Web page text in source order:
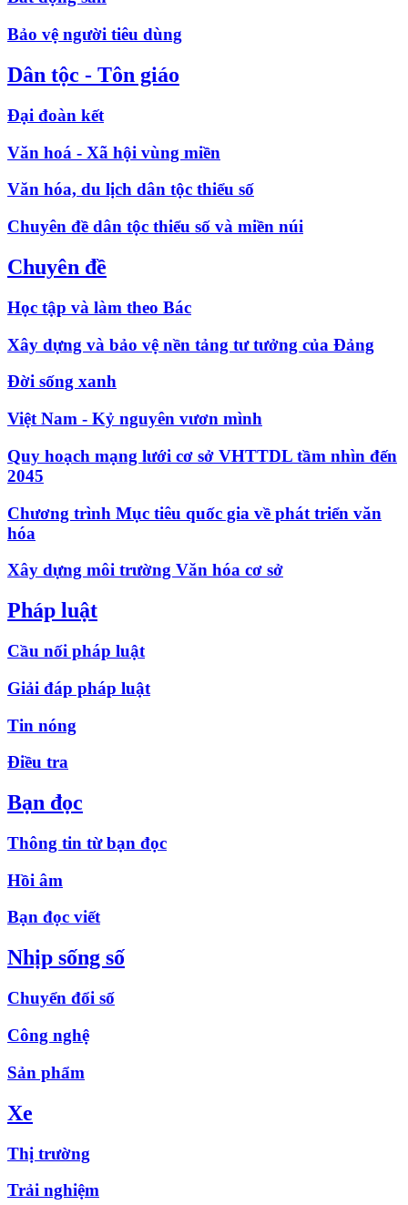
Bảo vệ người tiêu dùng
Dân tộc - Tôn giáo
Đại đoàn kết
Văn hoá - Xã hội vùng miền
Văn hóa, du lịch dân tộc thiểu số
Chuyên đề dân tộc thiểu số và miền núi
Chuyên đề
Học tập và làm theo Bác
Xây dựng và bảo vệ nền tảng tư tưởng của Đảng
Đời sống xanh
Việt Nam - Kỷ nguyên vươn mình
Quy hoạch mạng lưới cơ sở VHTTDL tầm nhìn đến
2045
Chương trình Mục tiêu quốc gia về phát triển văn
hóa
Xây dựng môi trường Văn hóa cơ sở
Pháp luật
Cầu nối pháp luật
Giải đáp pháp luật
Tin nóng
Điều tra
Bạn đọc
Thông tin từ bạn đọc
Hồi âm
Bạn đọc viết
Nhịp sống số
Chuyển đổi số
Công nghệ
Sản phẩm
Xe
Thị trường
Trải nghiệm